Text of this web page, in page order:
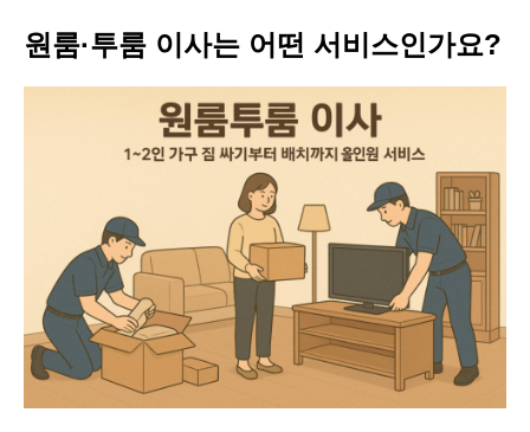
원룸·투룸 이사는 어떤 서비스인가요?